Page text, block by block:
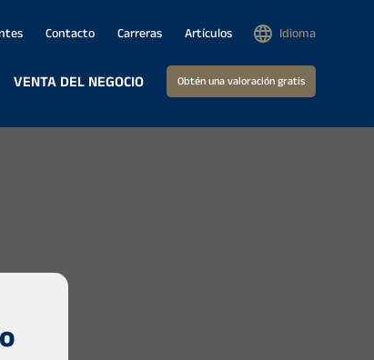
VENTA DEL NEGOCIO Obtén una valoración gratis
Contacto Carreras Artículos Idioma